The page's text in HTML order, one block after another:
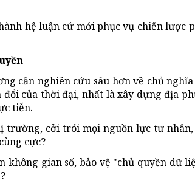
hệ luận cứ mới phục vụ chiến lược
cần nghiên cứu sâu hơn về chủ
của thời đại, nhất là xây dựng địa
tiễn.
trường, cởi trói mọi nguồn lực tư
cực?
gian số, bảo vệ "chủ quyền dữ